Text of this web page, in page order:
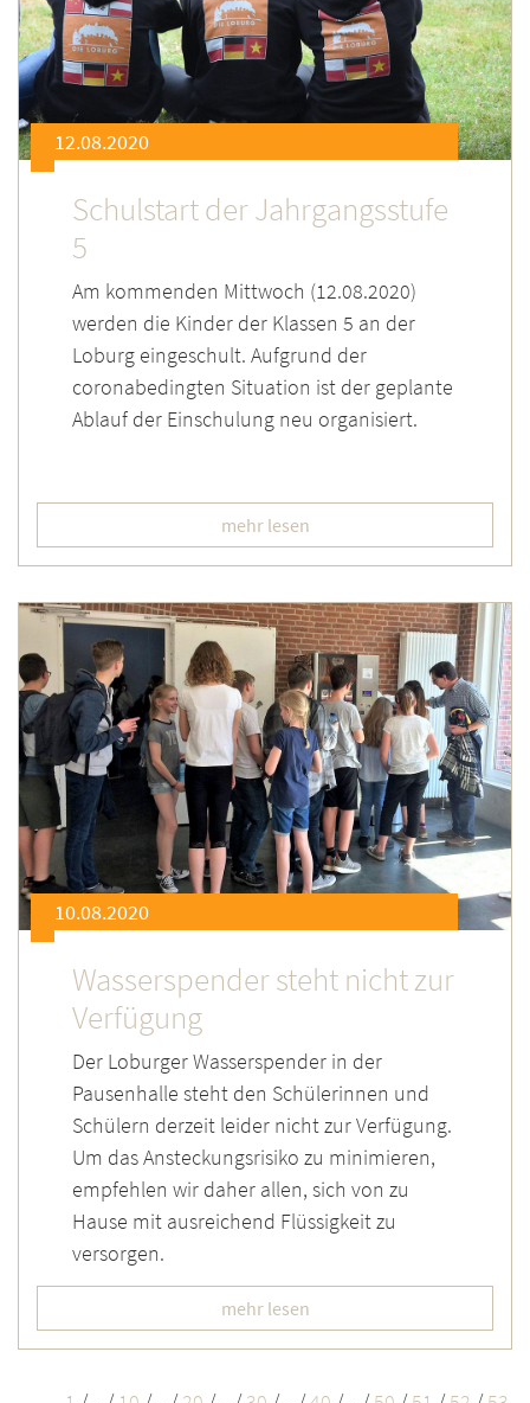
12.08.2020
Schulstart der Jahrgangsstufe
5
Am kommenden Mittwoch (12.08.2020)
werden die Kinder der Klassen 5 an der
Loburg eingeschult. Aufgrund der
coronabedingten Situation ist der geplante
Ablauf der Einschulung neu organisiert.
mehr lesen
10.08.2020
Wasserspender steht nicht zur
Verfügung
Der Loburger Wasserspender in der
Pausenhalle steht den Schülerinnen und
Schülern derzeit leider nicht zur Verfügung.
Um das Ansteckungsrisiko zu minimieren,
empfehlen wir daher allen, sich von zu
Hause mit ausreichend Flüssigkeit zu
versorgen.
mehr lesen